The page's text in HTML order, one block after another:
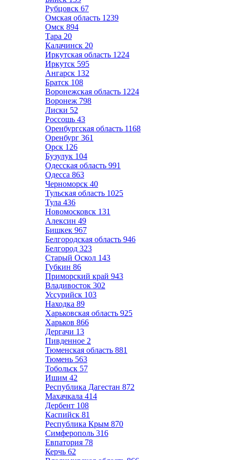
Рубцовск 67
Омская область 1239
Омск 894
Тара 20
Калачинск 20
Иркутская область 1224
Иркутск 595
Ангарск 132
Братск 108
Воронежская область 1224
Воронеж 798
Лиски 52
Россошь 43
Оренбургская область 1168
Оренбург 361
Орск 126
Бузулук 104
Одесская область 991
Одесса 863
Черноморск 40
Тульская область 1025
Тула 436
Новомосковск 131
Алексин 49
Бишкек 967
Белгородская область 946
Белгород 323
Старый Оскол 143
Губкин 86
Приморский край 943
Владивосток 302
Уссурийск 103
Находка 89
Харьковская область 925
Харьков 866
Дергачи 13
Пивденное 2
Тюменская область 881
Тюмень 563
Тобольск 57
Ишим 42
Республика Дагестан 872
Махачкала 414
Дербент 108
Каспийск 81
Республика Крым 870
Симферополь 316
Евпатория 78
Керчь 62